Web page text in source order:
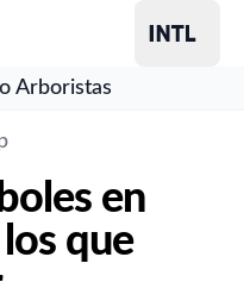
Arboristas
en
que